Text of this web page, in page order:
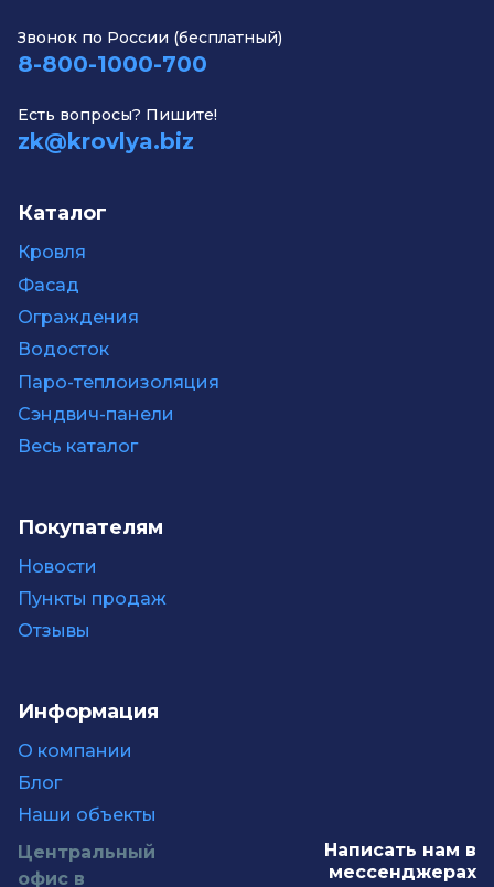
Звонок по России (бесплатный)
8-800-1000-700
Есть вопросы? Пишите!
zk@krovlya.biz
Каталог
Кровля
Фасад
Ограждения
Водосток
Паро-теплоизоляция
Сэндвич-панели
Весь каталог
Покупателям
Новости
Пункты продаж
Отзывы
Информация
О компании
Блог
Наши объекты
Центральный
офис в
Написать нам в
мессенджерах